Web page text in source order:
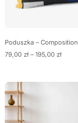
Poduszka – Composition
79,00 zł – 195,00 zł